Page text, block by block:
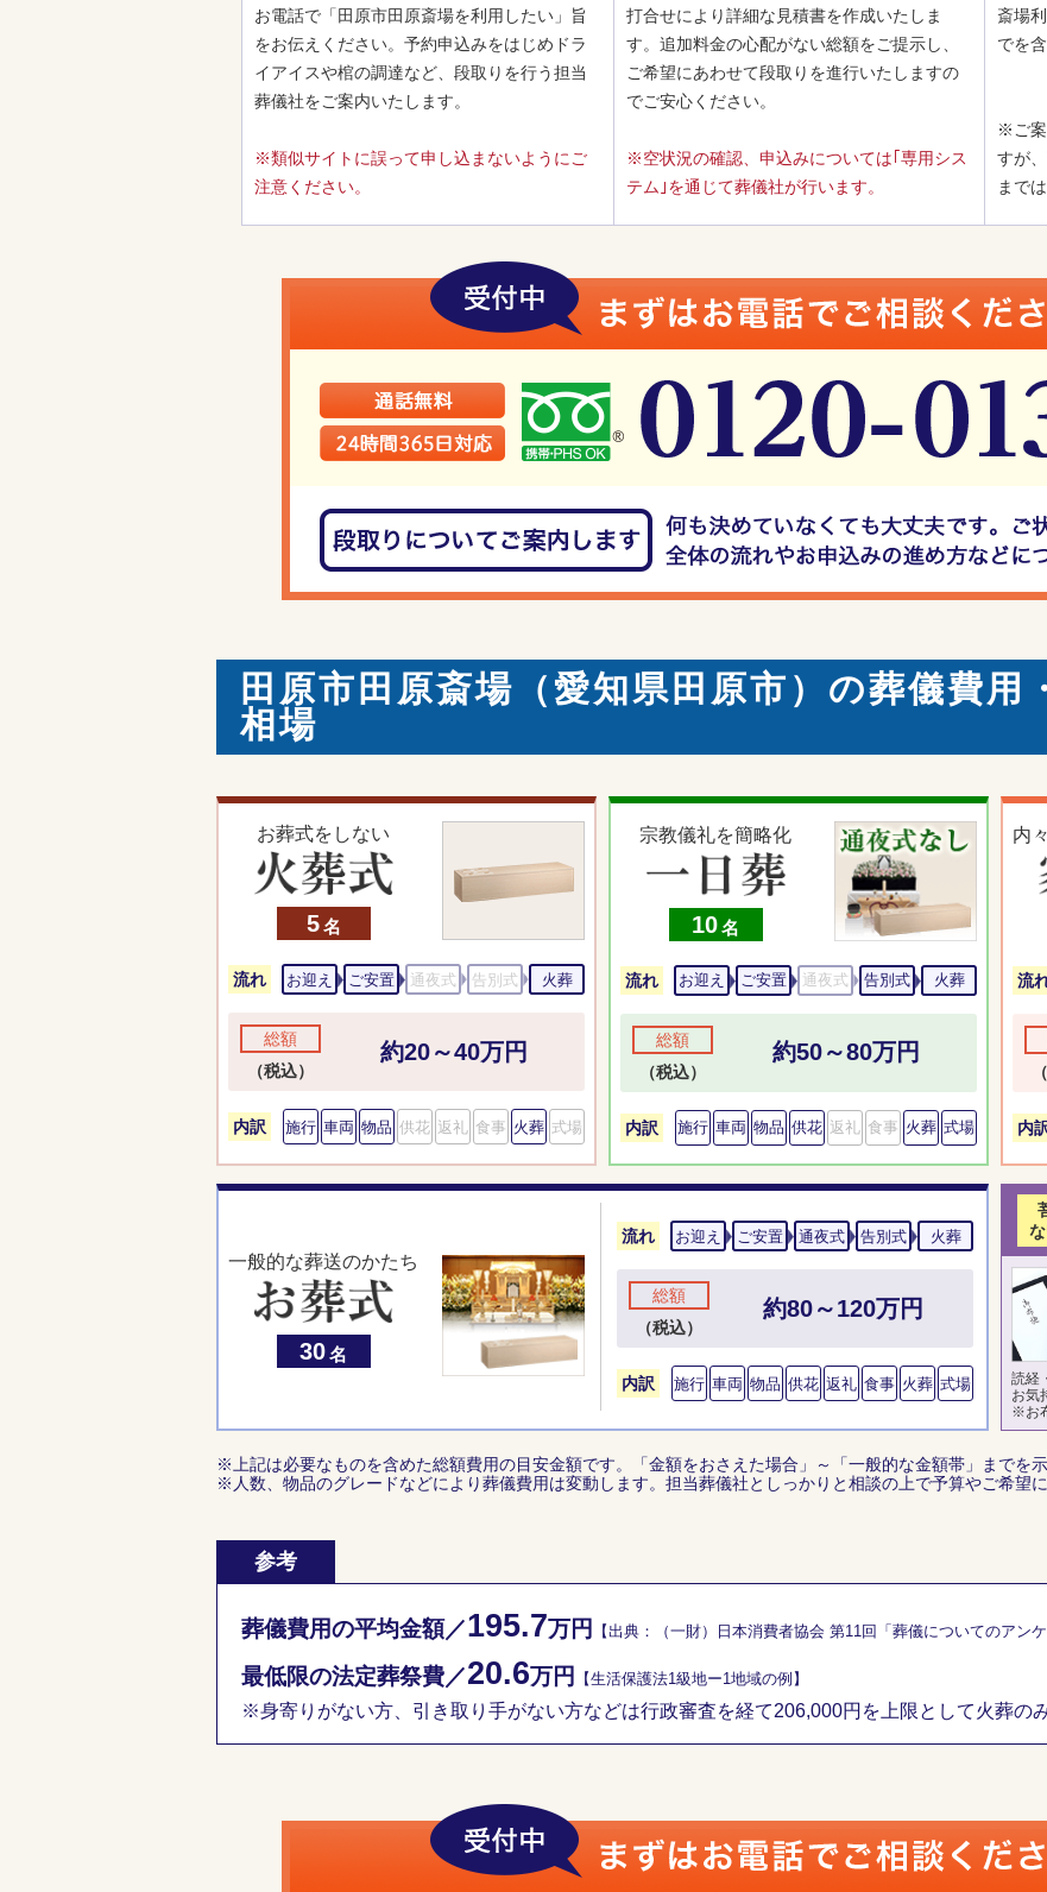
お電話で「田原市田原斎場を利用したい」旨
をお伝えください。予約申込みをはじめドラ
イアイスや棺の調達など、段取りを行う担当
葬儀社をご案内いたします。
※類似サイトに誤って申し込まないようにご
注意ください。
打合せにより詳細な見積書を作成いたしま
す。追加料金の心配がない総額をご提示し、
ご希望にあわせて段取りを進行いたしますの
でご安心ください。
※空状況の確認、申込みについては｢専用シス
テム｣を通じて葬儀社が行います。
斎場
でを
※ご案
すが
まで
田原市田原斎場（愛知県田原市）の葬儀費用
相場
お葬式をしない
5 名
流れ お迎え ご安置 通夜式 告別式 火葬
総額
（税込）
約20～40万円
内訳 施行 車両 物品 供花 返礼 食事 火葬 式場
宗教儀礼を簡略化
10名
流れ お迎え ご安置 通夜式 告別式 火葬
総額
（税込）
約50～80万円
内訳 施行 車両 物品 供花 返礼 食事 火葬 式場
内
流
内
一般的な葬送のかたち
30名
流れ お迎え ご安置 通夜式 告別式 火葬
総額
（税込）
約80～120万円
内訳 施行 車両 物品 供花 返礼 食事 火葬 式場
読経
お気
※お
※上記は必要なものを含めた総額費用の目安金額です。「金額をおさえた場合」～「一般的な金額帯」までを示
※人数、物品のグレードなどにより葬儀費用は変動します。担当葬儀社としっかりと相談の上で予算やご希望
参考
葬儀費用の平均金額／195.7万円 【出典：（一財）日本消費者協会 第11回「葬儀についてのアンケ
最低限の法定葬祭費／20.6万円 【生活保護法1級地ー1地域の例】
※身寄りがない方、引き取り手がない方などは行政審査を経て206,000円を上限として火葬の